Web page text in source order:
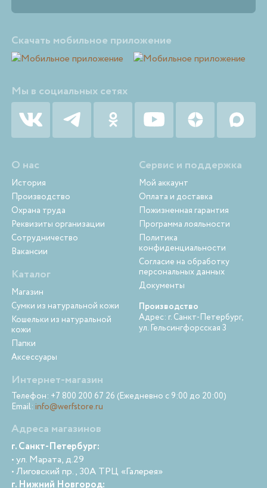
Скачать мобильное приложение
Мы в социальных сетях
О нас
История
Производство
Охрана труда
Реквизиты организации
Сотрудничество
Вакансии
Каталог
Магазин
Сумки из натуральной кожи
Кошельки из натуральной
кожи
Папки
Аксессуары
Сервис и поддержка
Мой аккаунт
Оплата и доставка
Пожизненная гарантия
Программа лояльности
Политика
конфиденциальности
Согласие на обработку
персональных данных
Документы
Производство
Адрес: г. Санкт-Петербург,
ул. Гельсингфорсская 3
Интернет-магазин
Телефон: +7 800 200 67 26 (Ежедневно с 9:00 до 20:00)
Email: info@werfstore.ru
Адреса магазинов
г. Санкт-Петербург:
• ул. Марата, д.29
• Лиговский пр., 30А ТРЦ «Галерея»
г. Нижний Новгород: